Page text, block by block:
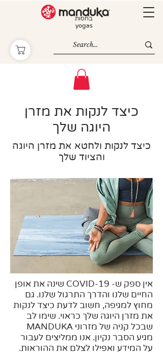
בחסות
yogas
כיצד לנקות את מזרן
היוגה שלך
כיצד לנקות ולחטא את מזרן היוגה
והציוד שלך
אין ספק ש- COVID-19 שינה את אופן
החיים שלנו והדרך התרגול שלנו. גם
מחוץ למגיפה, חשוב לדעת כיצד לנקות
את מזרן היוגה שלך כראוי. שימו לב
שבכל קניה של מזרוני MANDUKA
מגיע הסבר נקיון. אנו ממליצים לעבור
על המידע ואפילו לצלם את ההוראות.